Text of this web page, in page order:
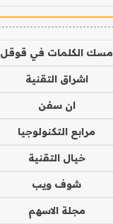
مسك الكلمات في قوقل
اشراق التقنية
ان سفن
مرابع التكنولوجيا
خيال التقنية
شوف ويب
مجلة الاسهم